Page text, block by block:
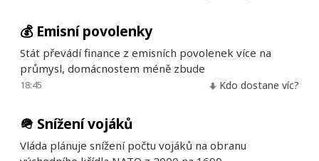
💰 Emisní povolenky
Stát převádí finance z emisních povolenek více na
průmysl, domácnostem méně zbude
18:45 Kdo dostane víc?
🪖 Snížení vojáků
Vláda plánuje snížení počtu vojáků na obranu